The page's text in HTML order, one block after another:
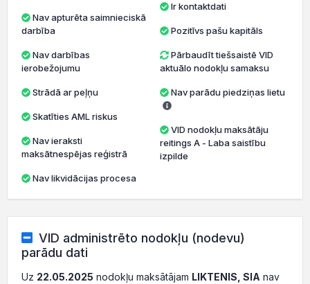
darbība
ierobežojumu
Strādā ar peļņu
Skatīties AML riskus
maksātnespējas reģistrā
Nav likvidācijas procesa
Ir kontaktdati
Pozitīvs pašu kapitāls
Pārbaudīt tiešsaistē VID
aktuālo nodokļu samaksu
Nav parādu piedziņas lietu
VID nodokļu maksātāju
reitings A - Laba saistību
izpilde
VID administrēto nodokļu (nodevu)
parādu dati
Uz 22.05.2025 nodokļu maksātājam LIKTENIS, SIA nav